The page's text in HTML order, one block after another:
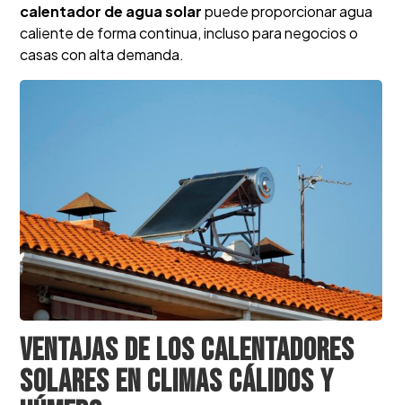
calentador de agua solarpuede proporcionar agua
caliente de forma continua, incluso para negocios o
casas con alta demanda.
Ventajas de los calentadores
solares en climas cálidos y